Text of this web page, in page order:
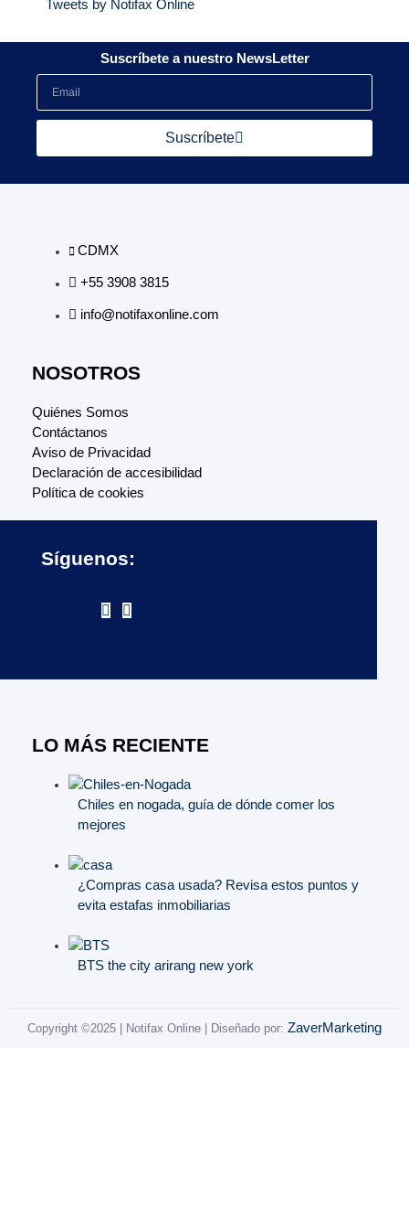
Tweets by Notifax Online
Suscríbete a nuestro NewsLetter
Suscríbete
CDMX
+55 3908 3815
info@notifaxonline.com
NOSOTROS
Quiénes Somos
Contáctanos
Aviso de Privacidad
Declaración de accesibilidad
Política de cookies
Síguenos:
LO MÁS RECIENTE
Chiles en nogada, guía de dónde comer los
mejores
¿Compras casa usada? Revisa estos puntos y
evita estafas inmobiliarias
BTS the city arirang new york
Copyright ©2025 | Notifax Online | Diseñado por: ZaverMarketing